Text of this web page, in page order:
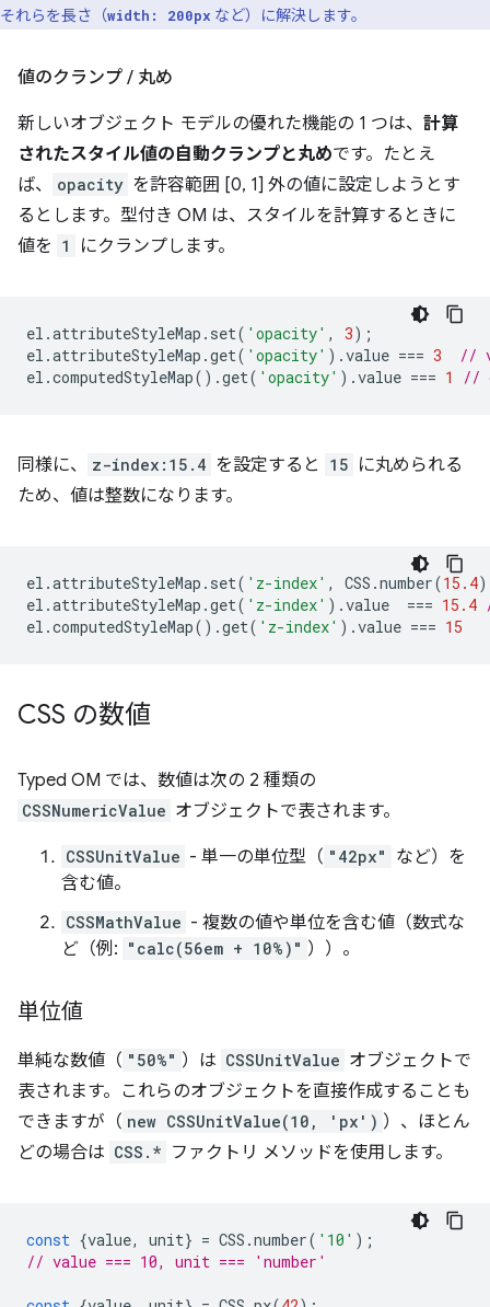
それらを長さ（width: 200px など）に解決します。
値のクランプ / 丸め
新しいオブジェクト モデルの優れた機能の 1 つは、 計算
されたスタイル値の自動クランプと丸めです。たとえ
ば、
opacity を許容範囲 [0, 1] 外の値に設定しようとす
るとします。型付き OM は、スタイルを計算するときに
値を 1 にクランプします。
el .attributeStyleMap . set( 'opacity' , 3);
el .attributeStyleMap .get( 'opacity' ).value === 3
//
el .computedStyleMap().get( 'opacity' ).value === 1 //
同様に、 z-index:15.4 を設定すると 15 に丸められる
ため、値は整数になります。
el .attributeStyleMap . set( 'z-index' , CSS .number(15.4
el .attributeStyleMap .get( 'z-index' ).value === 15.4
el .computedStyleMap().get( 'z-index' ).value === 15
CSS の数値
Typed OM では、数値は次の 2 種類の
CSSNumericValue オブジェクトで表されます。
CSSUnitValue - 単一の単位型（ "42px"
など）を
含む値。
CSSMathValue - 複数の値や単位を含む値（数式な
ど（例: "calc(56em + 10%)" ））。
単位値
単純な数値（ "50%" ）は CSSUnitValue オブジェクトで
表されます。これらのオブジェクトを直接作成することも
できますが（ new CSSUnitValue(10, 'px') ）、ほとん
どの場合は CSS.* ファクトリ メソッドを使用します。
const {value, unit} = CSS .number( '10' );
// value === 10, unit === 'number'